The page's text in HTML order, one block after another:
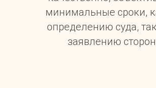
минимальные сроки,
определению суда,
заявлению